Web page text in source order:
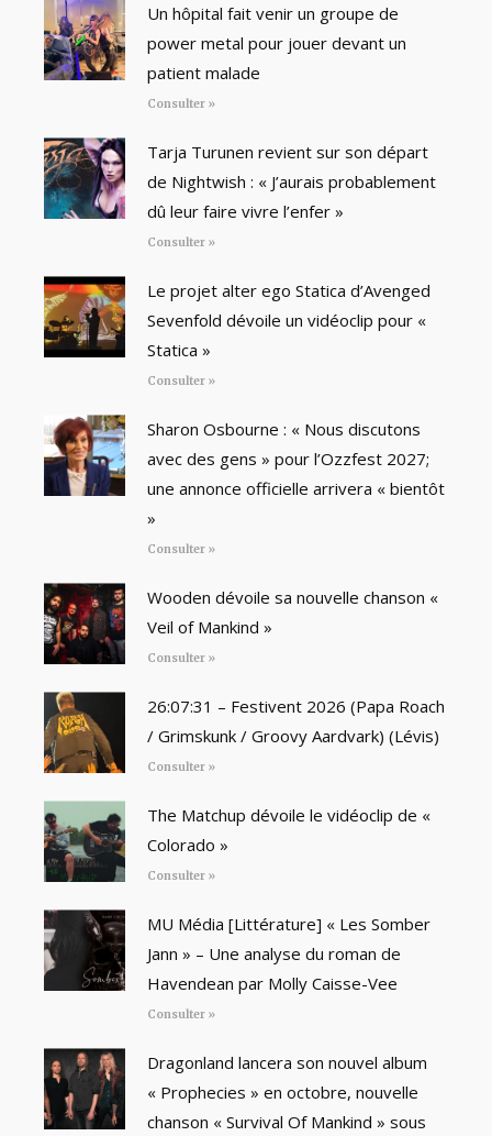
Un hôpital fait venir un groupe de
power metal pour jouer devant un
patient malade
Consulter »
Tarja Turunen revient sur son départ
de Nightwish : « J’aurais probablement
dû leur faire vivre l’enfer »
Consulter »
Le projet alter ego Statica d’Avenged
Sevenfold dévoile un vidéoclip pour «
Statica »
Consulter »
Sharon Osbourne : « Nous discutons
avec des gens » pour l’Ozzfest 2027;
une annonce officielle arrivera « bientôt
»
Consulter »
Wooden dévoile sa nouvelle chanson «
Veil of Mankind »
Consulter »
26:07:31 – Festivent 2026 (Papa Roach
/ Grimskunk / Groovy Aardvark) (Lévis)
Consulter »
The Matchup dévoile le vidéoclip de «
Colorado »
Consulter »
MU Média [Littérature] « Les Somber
Jann » – Une analyse du roman de
Havendean par Molly Caisse-Vee
Consulter »
Dragonland lancera son nouvel album
« Prophecies » en octobre, nouvelle
chanson « Survival Of Mankind » sous